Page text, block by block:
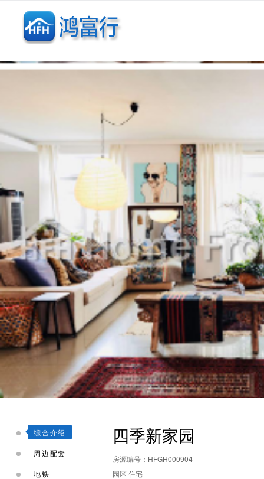
综合介绍
周边配套
地铁
四季新家园
房源编号：HFGH000904
园区 住宅